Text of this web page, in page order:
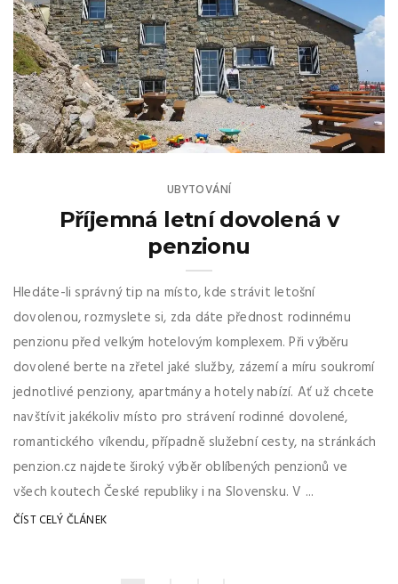
UBYTOVÁNÍ
Příjemná letní dovolená v
penzionu
Hledáte-li správný tip na místo, kde strávit letošní
dovolenou, rozmyslete si, zda dáte přednost rodinnému
penzionu před velkým hotelovým komplexem. Při výběru
dovolené berte na zřetel jaké služby, zázemí a míru soukromí
jednotlivé penziony, apartmány a hotely nabízí. Ať už chcete
navštívit jakékoliv místo pro strávení rodinné dovolené,
romantického víkendu, případně služební cesty, na stránkách
penzion.cz najdete široký výběr oblíbených penzionů ve
všech koutech České republiky i na Slovensku. V ...
ČÍST CELÝ ČLÁNEK